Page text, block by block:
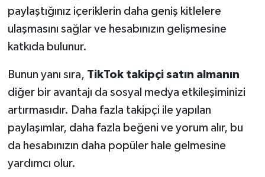
paylaştığınız içeriklerin daha geniş kitlelere
ulaşmasını sağlar ve hesabınızın gelişmesine
katkıda bulunur.
Bunun yanı sıra, TikTok takipçi satın almanın
diğer bir avantajı da sosyal medya etkileşiminizi
artırmasıdır. Daha fazla takipçi ile yapılan
paylaşımlar, daha fazla beğeni ve yorum alır, bu
da hesabınızın daha popüler hale gelmesine
yardımcı olur.